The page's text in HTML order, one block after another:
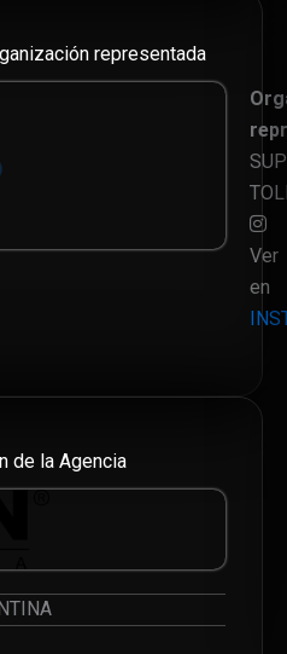
representada
Ver
en
de la Agencia